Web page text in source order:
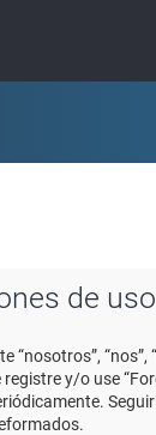
de uso
“nosotros”,
y/o use